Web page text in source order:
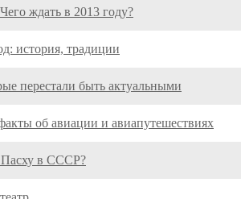
ждать в 2013 году?
история, традиции
перестали быть актуальными
об авиации и авиапутешествиях
Пасху в СССР?